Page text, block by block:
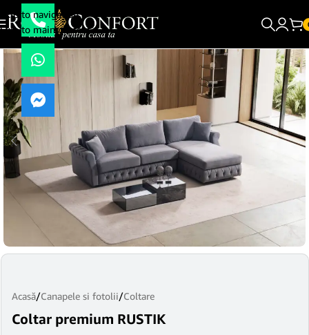
Skip to navigation
Skip to main content
Acasă/Canapele si fotolii/Coltare
Coltar premium RUSTIK